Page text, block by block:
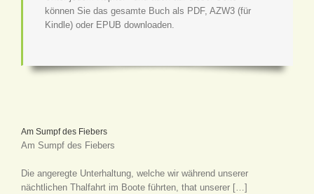
können Sie das gesamte Buch als PDF, AZW3 (für
Kindle) oder EPUB downloaden.
Am Sumpf des Fiebers
Am Sumpf des Fiebers
Die angeregte Unterhaltung, welche wir während unserer
nächtlichen Thalfahrt im Boote führten, that unserer […]